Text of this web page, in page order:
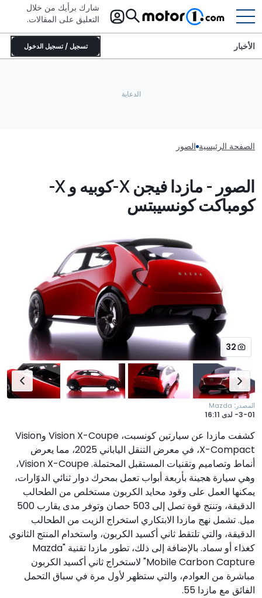
شارك برأيك من خلال
التعليق على المقالات.
تسجيل / تسجيل الدخول الأخبار
الصفحة الرئيسية الصور
الصور - مازدا فيجن X-كوبيه و X-
كومباكت كونسيبتس
32
المصدر:
Mazda
3-01- لدى
كشفت مازدا عن سيارتين كونسبت، Vision X-Coupe وVision
X-Compact، في معرض التنقل الياباني 2025، مما يعرض
أنماط وتصاميم وتقنيات المستقبل المحتملة. Vision X-Coupe،
وهي سيارة هجينة بأربعة أبواب تعمل بمحرك دوار ثنائي الدوّارات،
يمكنها العمل على وقود محايد الكربون مستخلص من الطحالب
الدقيقة، وتنتج قوة تصل إلى 503 حصان وتوفر مدى يقارب 500
ميل. تشمل نهج مازدا الابتكاري استخراج الزيت من الطحالب
الدقيقة، والتي تلتقط ثاني أكسيد الكربون، واستخدام المنتج الثانوي
كغذاء أو سماد. بالإضافة إلى ذلك، تطور مازدا تقنية "Mazda
Mobile Carbon Capture" لاستخراج ثاني أكسيد الكربون
مباشرة من العوادم، والتي ستظهر لأول مرة في سباق التحمل
الفائق مع مازدا 55.